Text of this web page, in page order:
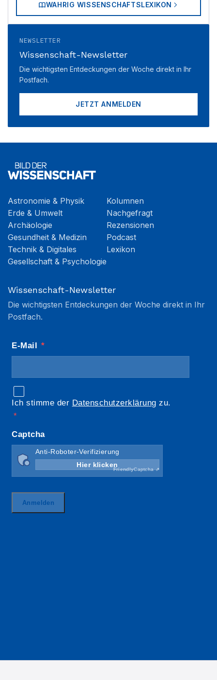
WAHRIG WISSENSCHAFTSLEXIKON
NEWSLETTER
Wissenschaft-Newsletter
Die wichtigsten Entdeckungen der Woche direkt in Ihr
Postfach.
JETZT ANMELDEN
Astronomie & Physik
Erde & Umwelt
Archäologie
Gesundheit & Medizin
Technik & Digitales
Gesellschaft & Psychologie
Kolumnen
Nachgefragt
Rezensionen
Podcast
Lexikon
Wissenschaft-Newsletter
Die wichtigsten Entdeckungen der Woche direkt in Ihr
Postfach.